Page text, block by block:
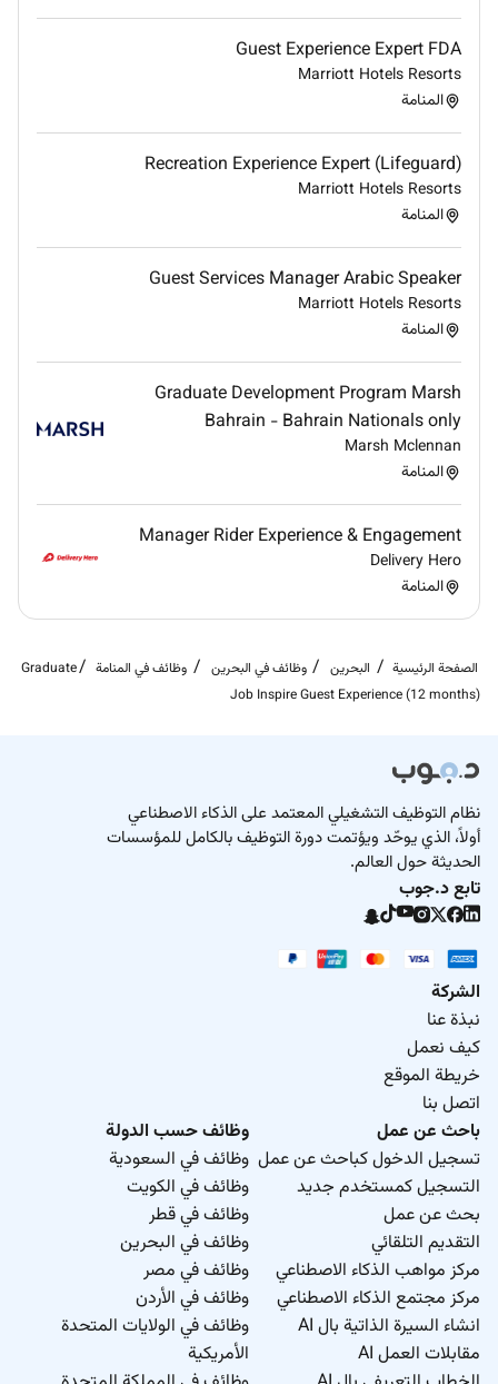
Guest Experience Expert FDA
Marriott Hotels Resorts
المنامة
Recreation Experience Expert (Lifeguard)
Marriott Hotels Resorts
المنامة
Guest Services Manager Arabic Speaker
Marriott Hotels Resorts
المنامة
Graduate Development Program Marsh
Bahrain - Bahrain Nationals only
Marsh Mclennan
المنامة
Manager Rider Experience & Engagement
Delivery Hero
المنامة
الصفحة الرئيسية البحرين وظائف في البحرين وظائف في المنامة
Graduate
Job Inspire Guest Experience (12 months)
نظام التوظيف التشغيلي المعتمد على الذكاء الاصطناعي
أولاً، الذي يوحّد ويؤتمت دورة التوظيف بالكامل للمؤسسات
الحديثة حول العالم.
تابع د.جوب
الشركة
نبذة عنا
كيف نعمل
خريطة الموقع
اتصل بنا
باحث عن عمل
تسجيل الدخول كباحث عن عمل
التسجيل كمستخدم جديد
بحث عن عمل
التقديم التلقائي
مركز مواهب الذكاء الاصطناعي
مركز مجتمع الذكاء الاصطناعي
انشاء السيرة الذاتية بال AI
مقابلات العمل AI
وظائف حسب الدولة
وظائف في السعودية
وظائف في الكويت
وظائف في قطر
وظائف في البحرين
وظائف في مصر
وظائف في الأردن
وظائف في الولايات المتحدة
الأمريكية